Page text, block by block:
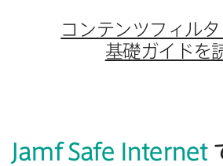
コンテンツフィル
基礎ガイドを​
Jamf Safe Internet